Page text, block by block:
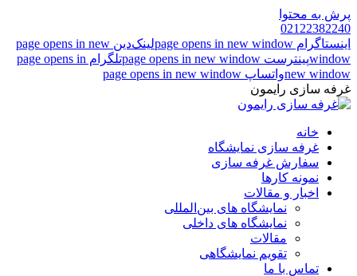
پرش به محتوا
02122382240
اینستاگرام page opens in new window
لینک‌دین page opens in new
windowپینترست page opens in new window
تلگرام page opens in
new windowواتساپ page opens in new window
غرفه سازی رایمون
خانه
غرفه سازی نمایشگاه
سفارش غرفه سازی
نمونه کارها
اخبار و مقالات
نمایشگاه های بین‌المللی
نمایشگاه های داخلی
مقالات
تقویم نمایشگاهی
تماس با ما